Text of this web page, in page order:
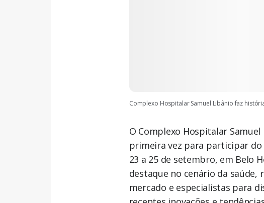
Complexo Hospitalar Samuel Libânio faz
O Complexo Hospitalar
primeira vez para participar
23 a 25 de setembro, em Belo
destaque no cenário da
mercado e especialistas para